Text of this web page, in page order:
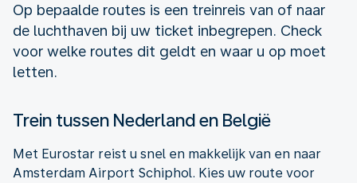
Op bepaalde routes is een treinreis van of naar
de luchthaven bij uw ticket inbegrepen. Check
voor welke routes dit geldt en waar u op moet
letten.
Trein tussen Nederland en België
Met Eurostar reist u snel en makkelijk van en naar
Amsterdam Airport Schiphol. Kies uw route voor